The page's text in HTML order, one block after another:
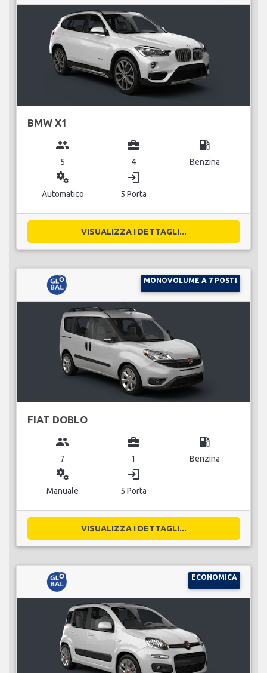
BMW X1
group
5
business_center
4
local_gas_station
Benzina
miscellaneous_services
Automatico
login
5 Porta
VISUALIZZA I DETTAGLI...
MONOVOLUME A 7 POSTI
FIAT DOBLO
group
7
business_center
1
local_gas_station
Benzina
miscellaneous_services
Manuale
login
5 Porta
VISUALIZZA I DETTAGLI...
ECONOMICA